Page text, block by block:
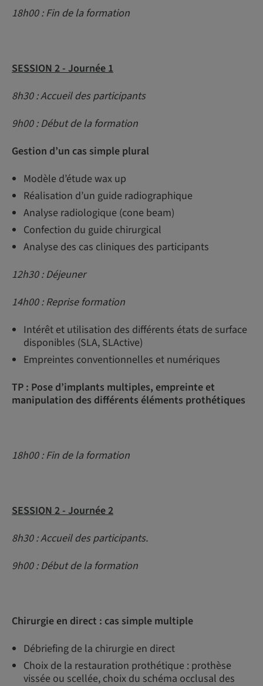
18h00 : Fin de la formation
SESSION 2 - Journée 1
8h30 : Accueil des participants
9h00 : Début de la formation
Gestion d’un cas simple plural
Modèle d’étude wax up
Réalisation d’un guide radiographique
Analyse radiologique (cone beam)
Confection du guide chirurgical
Analyse des cas cliniques des participants
12h30 : Déjeuner
14h00 : Reprise formation
Intérêt et utilisation des différents états de surface
disponibles (SLA, SLActive)
Empreintes conventionnelles et numériques
TP : Pose d’implants multiples, empreinte et
manipulation des différents éléments prothétiques
18h00 : Fin de la formation
SESSION 2 - Journée 2
8h30 : Accueil des participants.
9h00 : Début de la formation
Chirurgie en direct : cas simple multiple
Débriefing de la chirurgie en direct
Choix de la restauration prothétique : prothèse
vissée ou scellée, choix du schéma occlusal des